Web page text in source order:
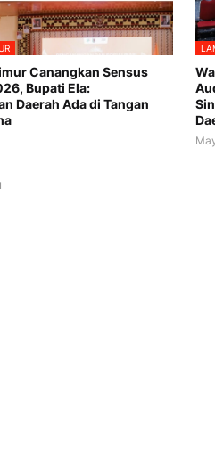
Canangkan Sensus
Bupati Ela:
Daerah Ada di Tangan